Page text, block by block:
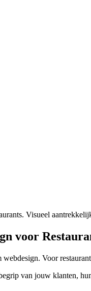
. Visueel
voor
webdesign. Voor
van jouw klanten,